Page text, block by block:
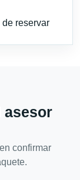
reservar
asesor
confirmar